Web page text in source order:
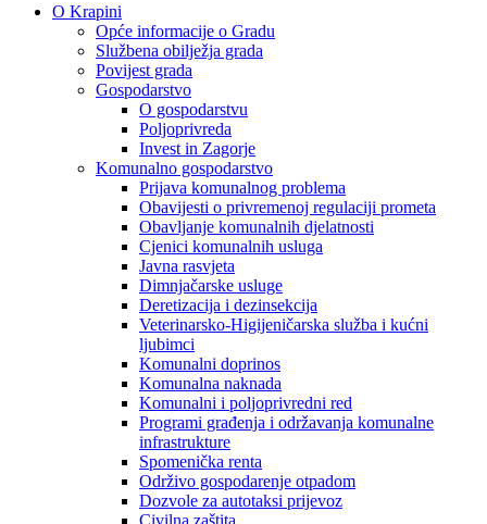
O Krapini
Opće informacije o Gradu
Službena obilježja grada
Povijest grada
Gospodarstvo
O gospodarstvu
Poljoprivreda
Invest in Zagorje
Komunalno gospodarstvo
Prijava komunalnog problema
Obavijesti o privremenoj regulaciji prometa
Obavljanje komunalnih djelatnosti
Cjenici komunalnih usluga
Javna rasvjeta
Dimnjačarske usluge
Deretizacija i dezinsekcija
Veterinarsko-Higijeničarska služba i kućni
ljubimci
Komunalni doprinos
Komunalna naknada
Komunalni i poljoprivredni red
Programi građenja i održavanja komunalne
infrastrukture
Spomenička renta
Održivo gospodarenje otpadom
Dozvole za autotaksi prijevoz
Civilna zaštita